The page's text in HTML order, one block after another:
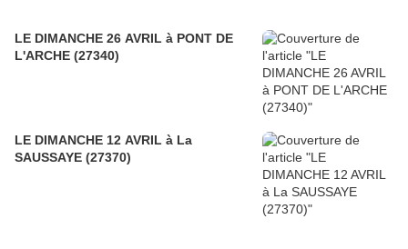
LE DIMANCHE 26 AVRIL à PONT DE
L'ARCHE (27340)
LE DIMANCHE 12 AVRIL à La
SAUSSAYE (27370)